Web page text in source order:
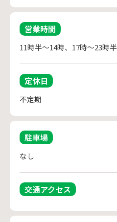
営業時間
11時半～14時、17時～23時半
定休日
不定期
駐車場
なし
交通アクセス